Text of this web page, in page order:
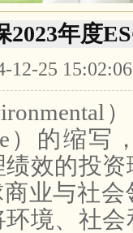
2023年度
12-25
）的缩写
效的投
业与社
境、社